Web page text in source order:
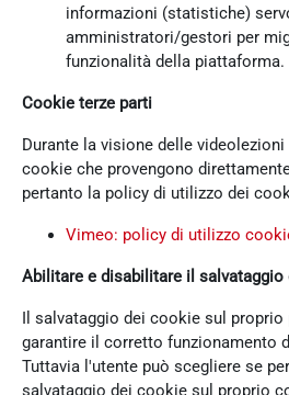
informazioni (statistiche)
amministratori/gestori per
funzionalità della piattaforma.
Cookie terze parti
Durante la visione delle
cookie che provengono
pertanto la policy di utilizzo dei
Vimeo: policy di utilizzo
Abilitare e disabilitare il salvataggio
Il salvataggio dei cookie sul proprio
garantire il corretto funzionamento
Tuttavia l'utente può scegliere se
salvataggio dei cookie sul proprio